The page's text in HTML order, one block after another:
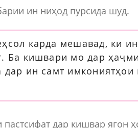
ин ниҳод пурсида шуд.
карда мешавад, ки
Ба кишвари мо дар
ин самт имкониятҳои
дар кишвар ягон